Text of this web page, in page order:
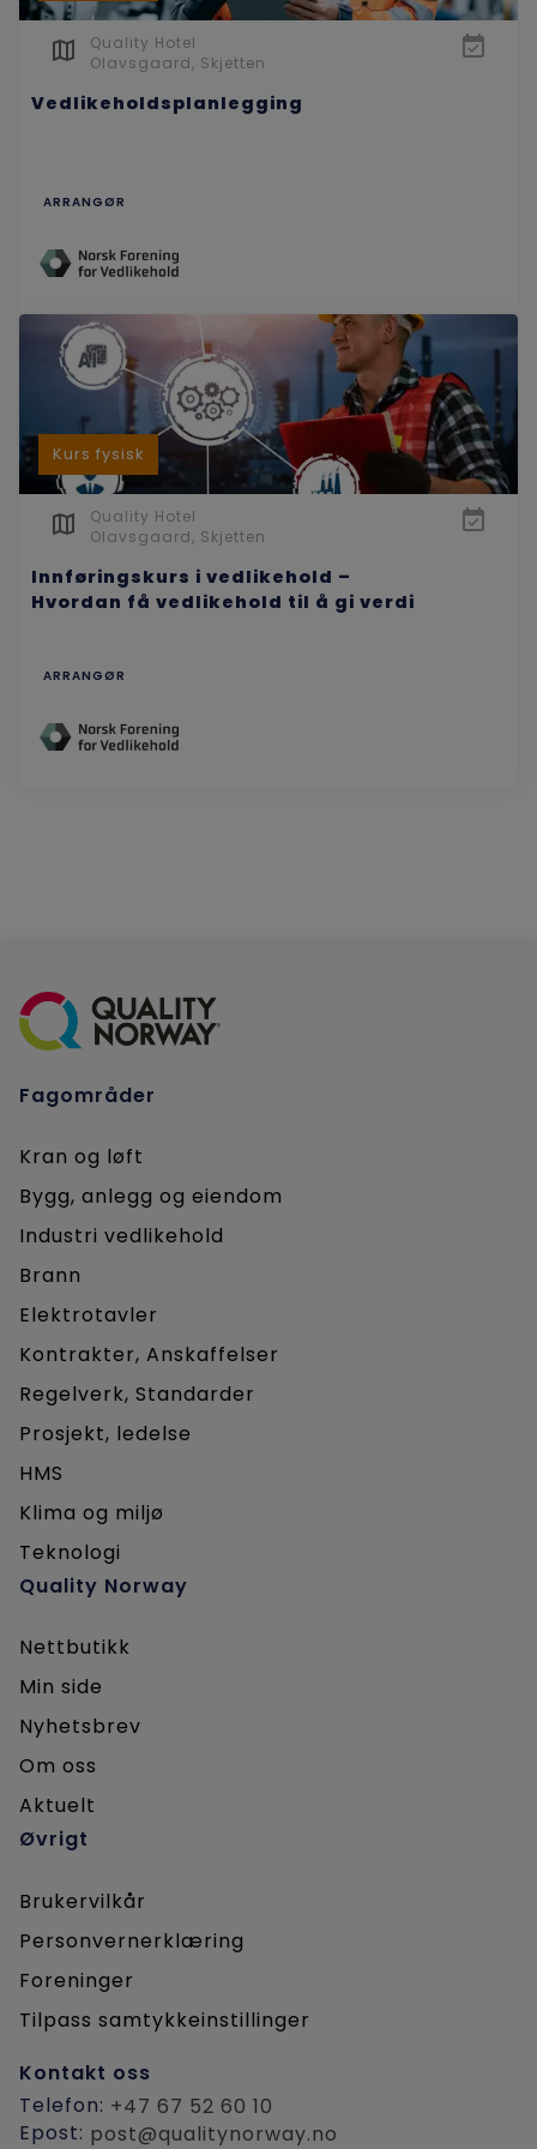
Quality Hotel
Olavsgaard, Skjetten
Vedlikeholdsplanlegging
ARRANGØR
Kurs fysisk
Quality Hotel
Olavsgaard, Skjetten
Innføringskurs i vedlikehold –
Hvordan få vedlikehold til å gi verdi
ARRANGØR
Kontakt oss
Telefon: +47 67 52 60 10
Epost: post@qualitynorway.no
Fagområder
Kran og løft
Bygg, anlegg og eiendom
Industri vedlikehold
Brann
Elektrotavler
Kontrakter, Anskaffelser
Regelverk, Standarder
Prosjekt, ledelse
HMS
Klima og miljø
Teknologi
Quality Norway
Nettbutikk
Min side
Nyhetsbrev
Om oss
Aktuelt
Øvrigt
Brukervilkår
Personvernerklæring
Foreninger
Tilpass samtykkeinstillinger